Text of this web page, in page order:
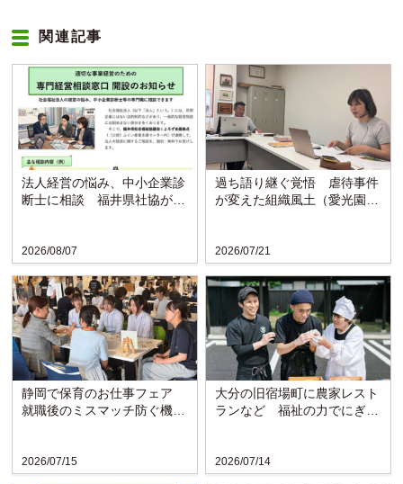
関連記事
2026/08/07
法人経営の悩み、中小企業診
断士に相談 福井県社協が支
2026/07/21
過ち語り継ぐ覚悟 虐待事件
が変えた組織風土（愛光園・
2026/07/15
静岡で保育のお仕事フェア
就職後のミスマッチ防ぐ機会
2026/07/14
大分の旧宿場町に農家レスト
ランなど 福祉の力でにぎわ